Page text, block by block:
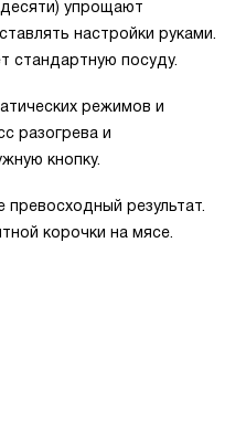
упрощают
настройки руками.
стандартную посуду.
режимов и
разогрева и
кнопку.
результат.
корочки на мясе.